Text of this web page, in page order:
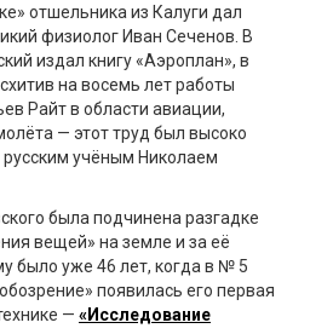
отшельника из Калуги дал
физиолог Иван Сеченов. В
издал книгу «Аэроплан», в
на восемь лет работы
Райт в области авиации,
— этот труд был высоко
учёным Николаем
была подчинена разгадке
вещей» на земле и за её
было уже 46 лет, когда в № 5
появилась его первая
— «Исследование